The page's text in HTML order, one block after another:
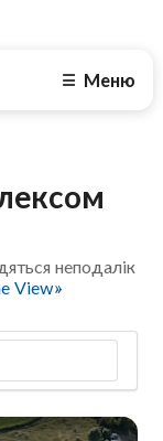
☰ Меню
неподалік
View»